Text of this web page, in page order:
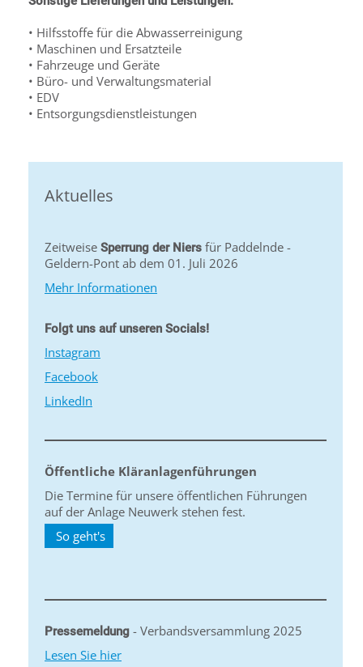
• Hilfsstoffe für die Abwasserreinigung
• Maschinen und Ersatzteile
• Fahrzeuge und Geräte
• Büro- und Verwaltungsmaterial
• EDV
• Entsorgungsdienstleistungen
Aktuelles
Zeitweise Sperrung der Niers für Paddelnde -
Geldern-Pont ab dem 01. Juli 2026
Mehr Informationen
Folgt uns auf unseren Socials!
Instagram
Facebook
LinkedIn
Öffentliche Kläranlagenführungen
Die Termine für unsere öffentlichen Führungen
auf der Anlage Neuwerk stehen fest.
So geht's
Pressemeldung - Verbandsversammlung 2025
Lesen Sie hier